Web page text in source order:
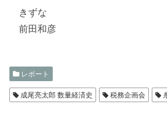
きずな
前田和彦
レポート
成尾亮太郎 数量経済史 税務企画会